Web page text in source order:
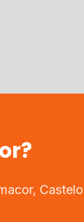
?
,